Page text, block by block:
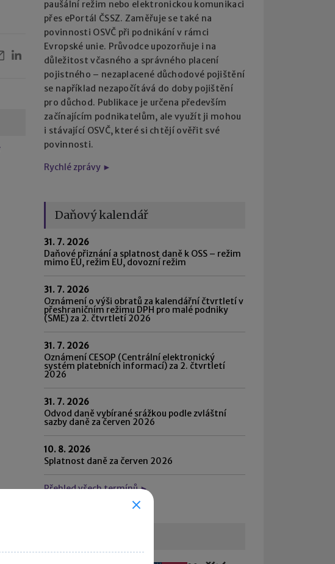
paušální režim nebo elektronickou komunikaci
přes ePortál ČSSZ. Zaměřuje se také na
povinnosti OSVČ při podnikání v rámci
Evropské unie. Průvodce upozorňuje i na
důležitost včasného a správného placení
pojistného – nezaplacené důchodové pojištění
se například nezapočítává do doby pojištění
pro důchod. Publikace je určena především
začínajícím podnikatelům, ale využít ji mohou
i stávající OSVČ, které si chtějí ověřit své
povinnosti.
Rychlé zprávy ►
Daňový kalendář
31. 7. 2026
Daňové přiznání a splatnost daně k OSS – režim
mimo EU, režim EU, dovozní režim
31. 7. 2026
Oznámení o výši obratů za kalendářní čtvrtletí v
přeshraničním režimu DPH pro malé podniky
(SME) za 2. čtvrtletí 2026
31. 7. 2026
Oznámení CESOP (Centrální elektronický
systém platebních informací) za 2. čtvrtletí
2026
31. 7. 2026
Odvod daně vybírané srážkou podle zvláštní
sazby daně za červen 2026
10. 8. 2026
Splatnost daně za červen 2026
Přehled všech termínů ►